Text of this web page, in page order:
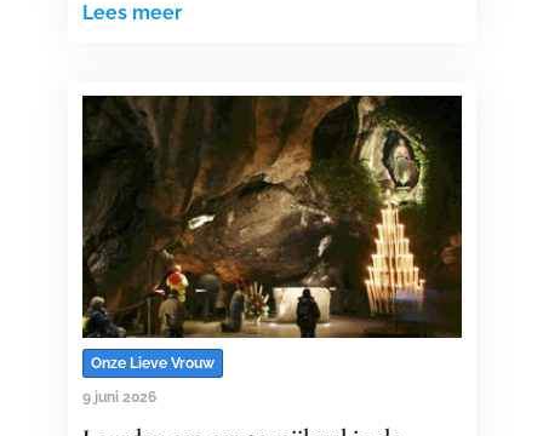
Lees meer
Onze Lieve Vrouw
9 juni 2026